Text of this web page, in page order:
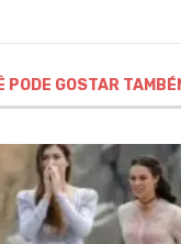
PODE GOSTAR